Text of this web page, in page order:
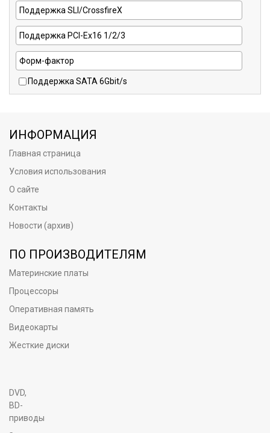
Поддержка SATA 6Gbit/s
ИНФОРМАЦИЯ
Главная страница
Условия использования
О сайте
Контакты
Новости (архив)
ПО ПРОИЗВОДИТЕЛЯМ
Материнские платы
Процессоры
Оперативная память
Видеокарты
Жесткие диски
DVD,
BD-
приводы